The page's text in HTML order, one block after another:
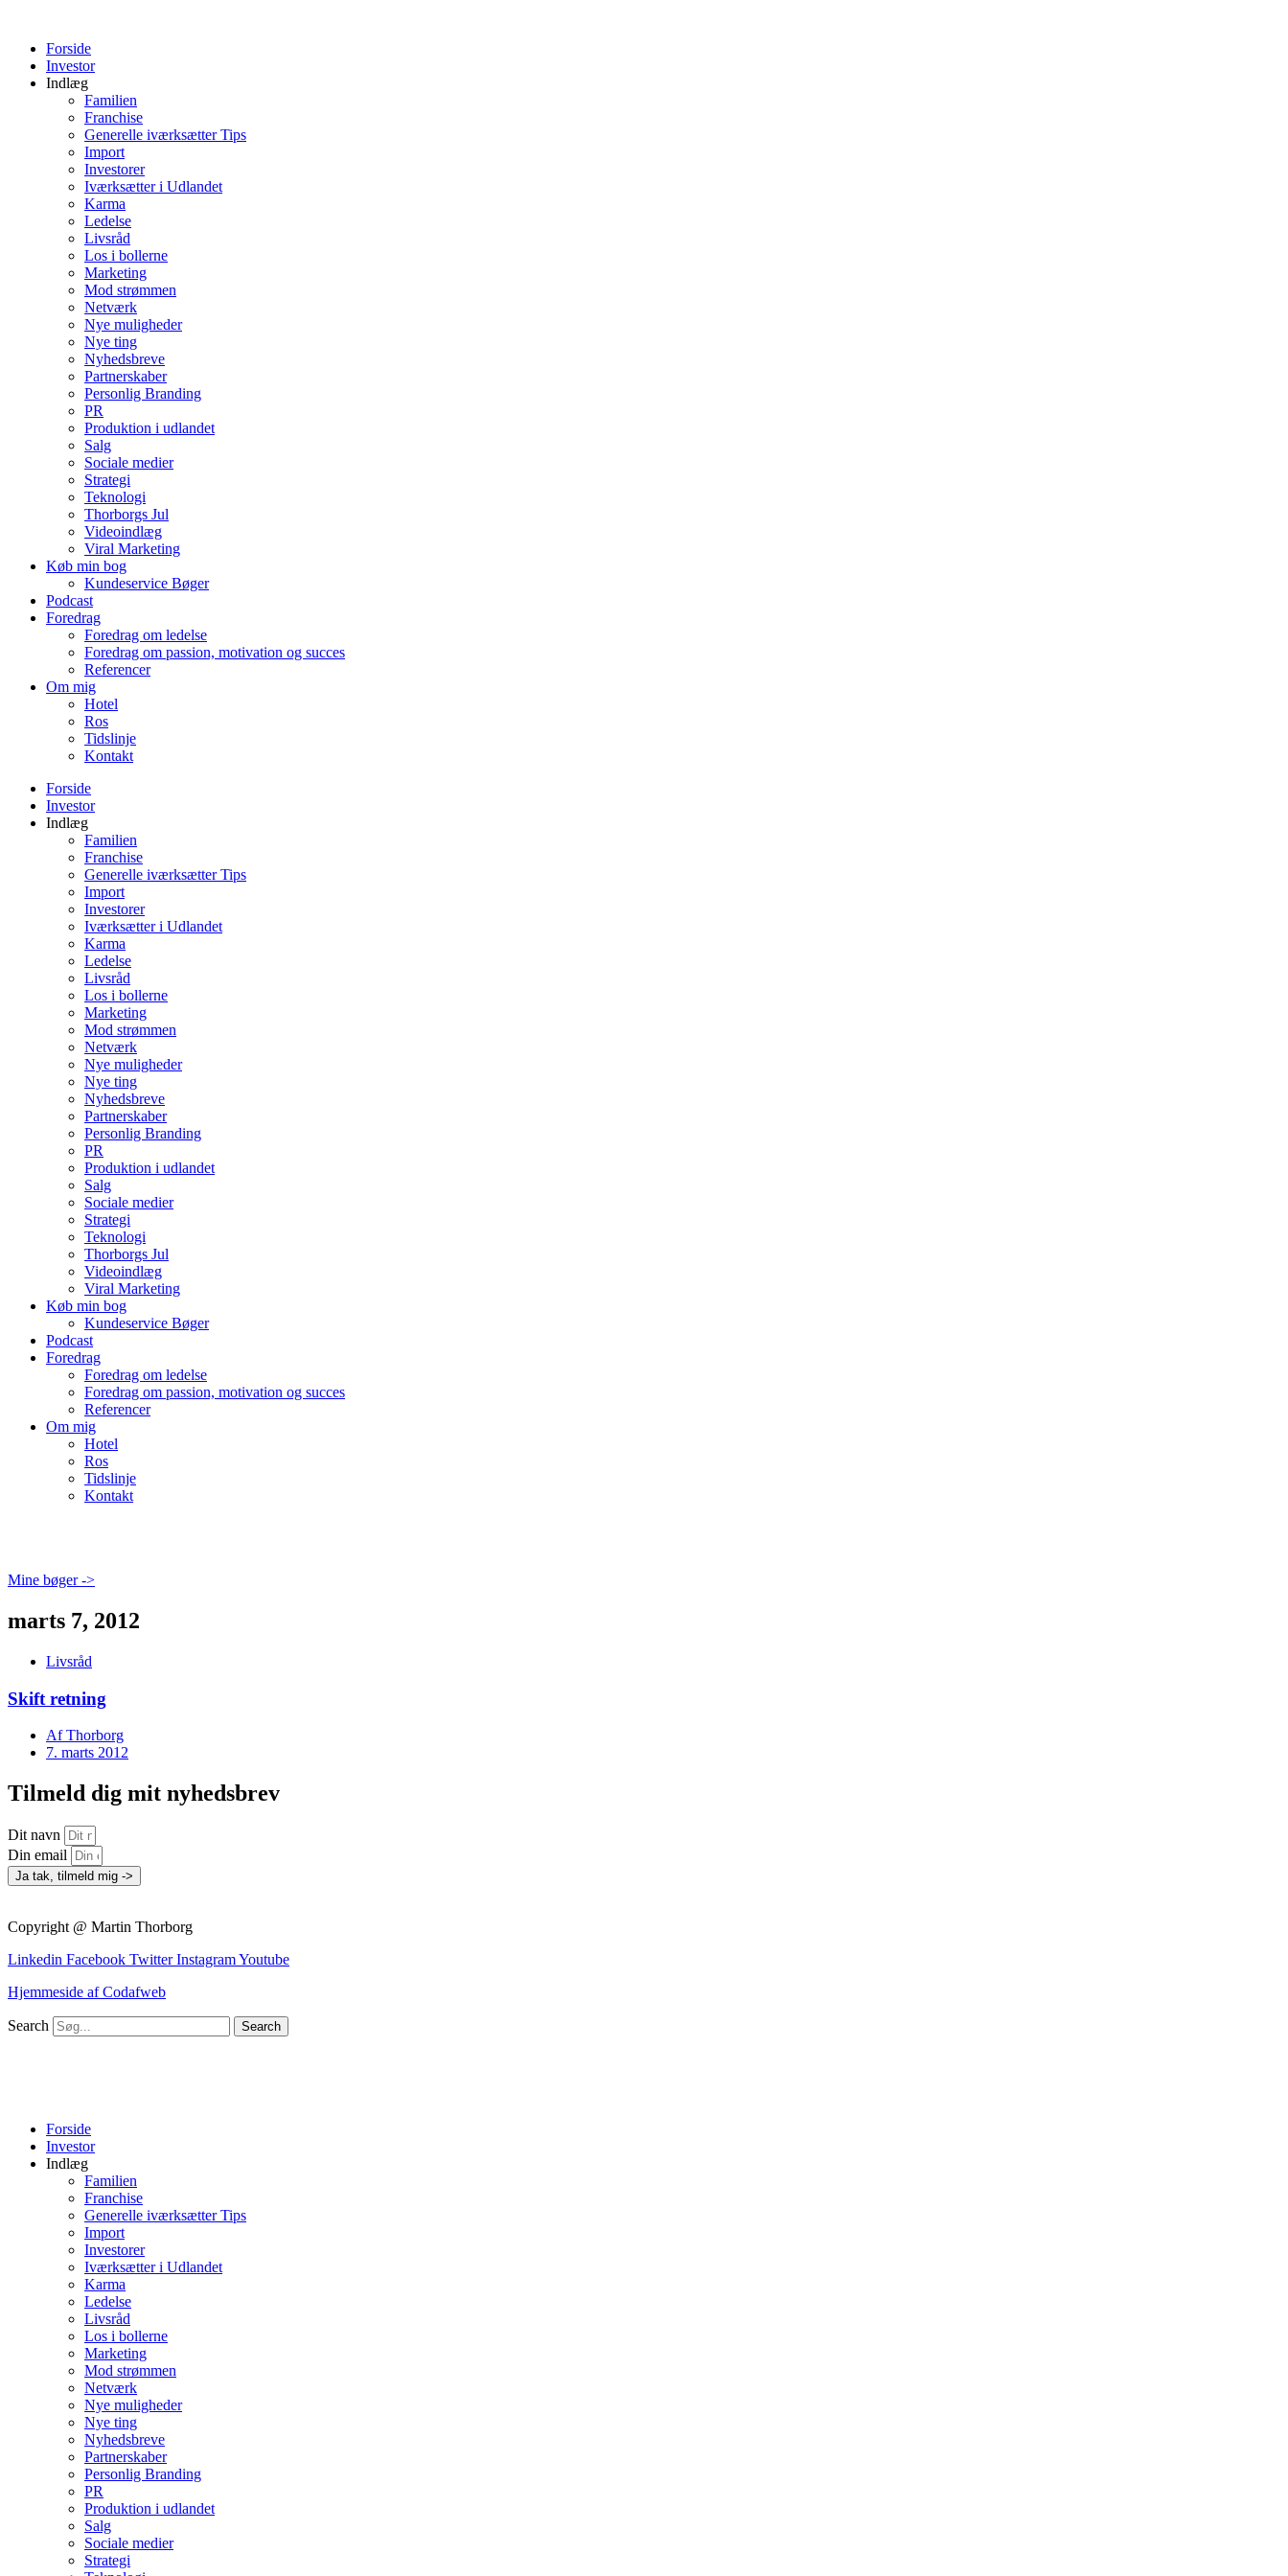
indholdForside
Investor
Indlæg
Familien
Franchise
Generelle iværksætter Tips
Import
Investorer
Iværksætter i Udlandet
Karma
Ledelse
Livsråd
Los i bollerne
Marketing
Mod strømmen
Netværk
Nye muligheder
Nye ting
Nyhedsbreve
Partnerskaber
Personlig Branding
PR
Produktion i udlandet
Salg
Sociale medier
Strategi
Teknologi
Thorborgs Jul
Videoindlæg
Viral Marketing
Køb min bog
Kundeservice Bøger
Podcast
Foredrag
Foredrag om ledelse
Foredrag om passion, motivation og succes
Referencer
Om mig
Hotel
Ros
Tidslinje
Kontakt
Forside
Investor
Indlæg
Familien
Franchise
Generelle iværksætter Tips
Import
Investorer
Iværksætter i Udlandet
Karma
Ledelse
Livsråd
Los i bollerne
Marketing
Mod strømmen
Netværk
Nye muligheder
Nye ting
Nyhedsbreve
Partnerskaber
Personlig Branding
PR
Produktion i udlandet
Salg
Sociale medier
Strategi
Teknologi
Thorborgs Jul
Videoindlæg
Viral Marketing
Køb min bog
Kundeservice Bøger
Podcast
Foredrag
Foredrag om ledelse
Foredrag om passion, motivation og succes
Referencer
Om mig
Hotel
Ros
Tidslinje
Kontakt
Mine bøger ->
marts 7, 2012
Livsråd
Skift retning
AfThorborg
7. marts 2012
Tilmeld dig mit nyhedsbrev
Dit navn
Din email
Ja tak, tilmeld mig ->
Copyright @ Martin Thorborg
Linkedin Facebook Twitter InstagramYoutube
Hjemmeside af Codafweb
Search Search
Forside
Investor
Indlæg
Familien
Franchise
Generelle iværksætter Tips
Import
Investorer
Iværksætter i Udlandet
Karma
Ledelse
Livsråd
Los i bollerne
Marketing
Mod strømmen
Netværk
Nye muligheder
Nye ting
Nyhedsbreve
Partnerskaber
Personlig Branding
PR
Produktion i udlandet
Salg
Sociale medier
Strategi